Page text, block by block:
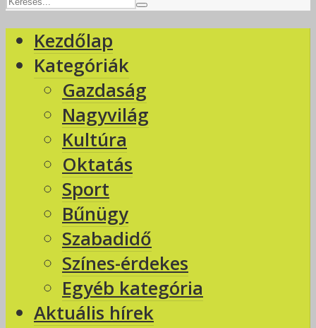
Kezdőlap
Kategóriák
Gazdaság
Nagyvilág
Kultúra
Oktatás
Sport
Bűnügy
Szabadidő
Színes-érdekes
Egyéb kategória
Aktuális hírek